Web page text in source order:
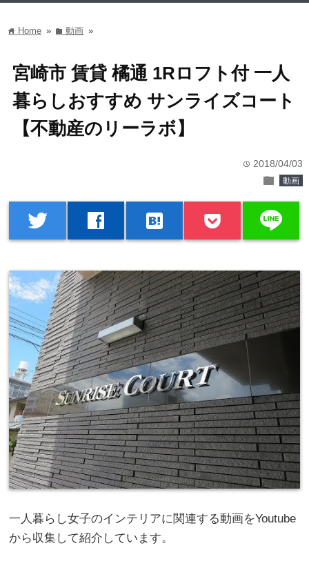
home Home » folder動画 »
宮崎市 賃貸 橘通 1Rロフト付 一人
暮らしおすすめ サンライズコート
【不動産のリーラボ】
time 2018/04/03
folder 動画
twitter facebook hatenabookmark line
一人暮らし女子のインテリアに関連する動画をYoutube
から収集して紹介しています。